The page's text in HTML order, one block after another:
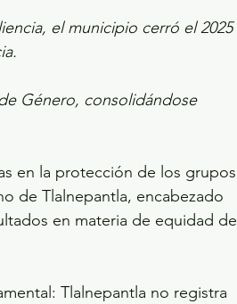
el municipio cerró el 2025
Género, consolidándose
en la protección de los grupos
de Tlalnepantla, encabezado
en materia de equidad de
Tlalnepantla no registra